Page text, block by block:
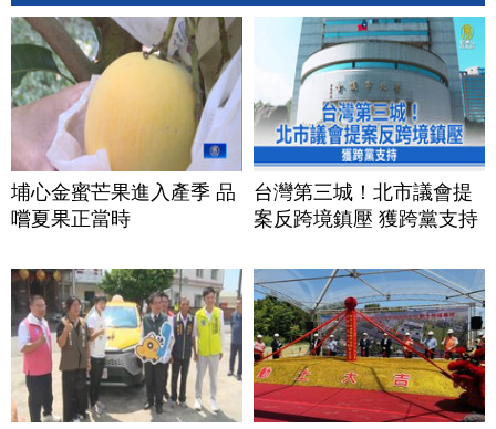
埔心金蜜芒果進入產季 品
嚐夏果正當時
台灣第三城！北市議會提
案反跨境鎮壓 獲跨黨支持